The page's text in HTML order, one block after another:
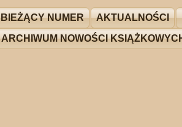
BIEŻĄCY NUMER AKTUALNOŚCI
ARCHIWUM NOWOŚCI